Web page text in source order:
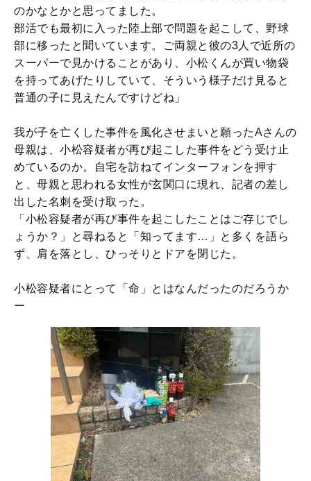
のかなとかと思ってました。
部活でも最初に入った陸上部で問題を起こして、野球
部に移ったと聞いています。ご両親と彼の3人で近所の
スーパーで見かけることがあり、小松くんが買い物袋
を持ってあげたりしていて、そういう様子だけ見ると
普通の子に見えたんですけどね」
我が子を亡くした事件を風化させまいと願ったAさんの
母親は、小松容疑者が再び起こした事件をどう受け止
めているのか。自宅を訪ねてインターフォンを押す
と、母親と思われる女性が玄関口に現れ、記者の差し
出した名刺を受け取った。
「小松容疑者が再び事件を起こしたことはご存じでし
ょうか？」と尋ねると「知ってます…」と多くを語ら
ず、肩を落とし、ひっそりとドアを閉じた。
小松容疑者にとって「命」とはなんだったのだろうか
ー